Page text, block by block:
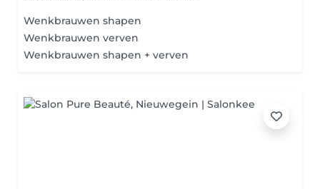
Wenkbrauwen shapen
Wenkbrauwen verven
Wenkbrauwen shapen + verven